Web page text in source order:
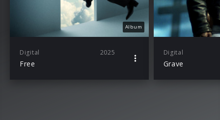
Album
Digital 2025
Free
Digital
Grave